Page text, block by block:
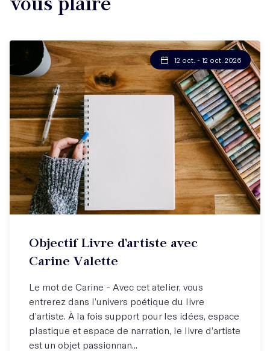
12 oct. - 12 oct. 2026
Objectif Livre d'artiste avec
Carine Valette
Le mot de Carine - Avec cet atelier, vous
entrerez dans l’univers poétique du livre
d’artiste. À la fois support pour les idées, espace
plastique et espace de narration, le livre d’artiste
est un objet passionnan...